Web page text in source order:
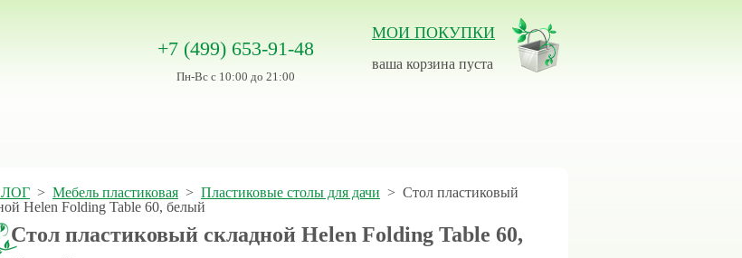
МОИ ПОКУПКИ
ваша корзина пуста
+7 (499) 653-91-48
Пн-Вс с 10:00 до 21:00
> Мебель пластиковая > Пластиковые столы для дачи > Стол пластиковый
Helen Folding Table 60, белый
Стол пластиковый складной Helen Folding Table 60,